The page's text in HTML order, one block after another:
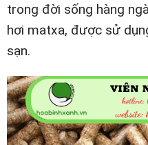
trong đời sống hàng
hơi matxa, được sử
sạn.